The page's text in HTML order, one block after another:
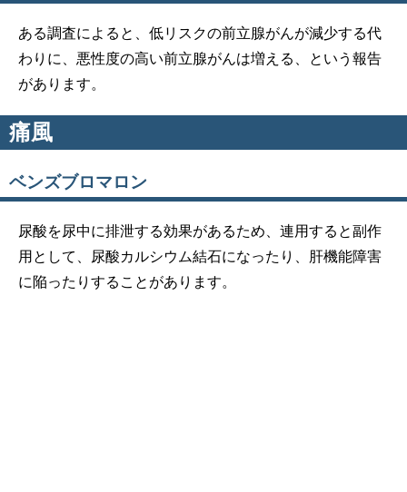
ある調査によると、低リスクの前立腺がんが減少する代
わりに、悪性度の高い前立腺がんは増える、という報告
があります。
痛風
ベンズブロマロン
尿酸を尿中に排泄する効果があるため、連用すると副作
用として、尿酸カルシウム結石になったり、肝機能障害
に陥ったりすることがあります。